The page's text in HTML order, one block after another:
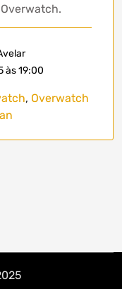
às 19:00
, Overwatch